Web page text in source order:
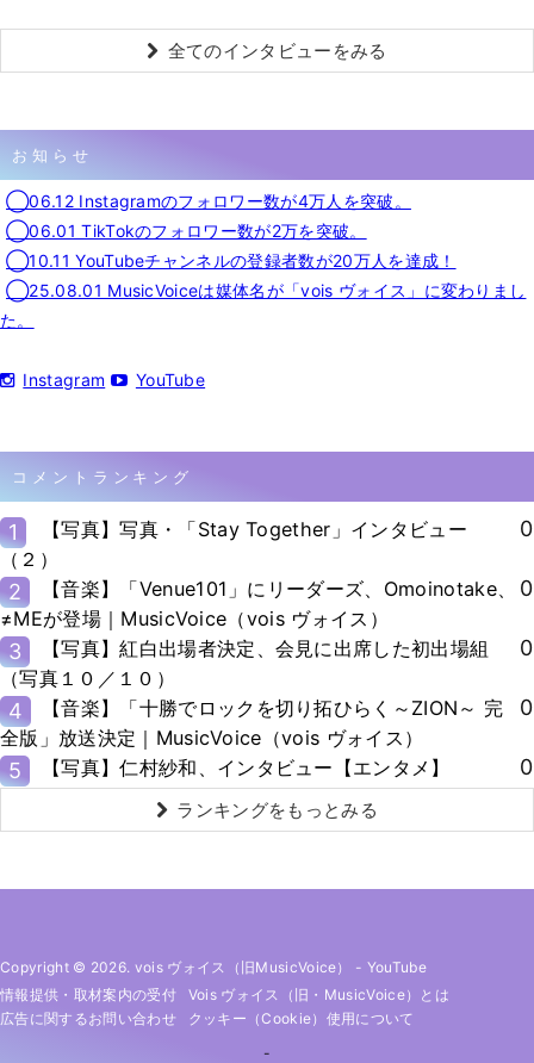
全てのインタビューをみる
お知らせ
◯06.12 Instagramのフォロワー数が4万人を突破。
◯06.01 TikTokのフォロワー数が2万を突破。
◯10.11 YouTubeチャンネルの登録者数が20万人を達成！
◯25.08.01 MusicVoiceは媒体名が「vois ヴォイス」に変わりまし
た。
Instagram YouTube
コメントランキング
1
【写真】写真・「Stay Together」インタビュー
（２）
0
2
【音楽】「Venue101」にリーダーズ、Omoinotake、
≠MEが登場｜MusicVoice（vois ヴォイス）
0
3
【写真】紅白出場者決定、会見に出席した初出場組
（写真１０／１０）
0
4
【音楽】「十勝でロックを切り拓ひらく～ZION～ 完
全版」放送決定｜MusicVoice（vois ヴォイス）
0
5 【写真】仁村紗和、インタビュー【エンタメ】 0
ランキングをもっとみる
Copyright © 2026. vois ヴォイス（旧MusicVoice） - YouTube
情報提供・取材案内の受付
Vois ヴォイス（旧・MusicVoice）とは
広告に関するお問い合わせ
クッキー（cookie）使用について
-